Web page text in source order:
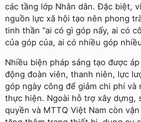
các tầng lớp Nhân dân. Đặc biệt,
nguồn lực xã hội tạo nên phong
tinh thần “ai có gì góp nấy, ai có
của góp của, ai có nhiều góp
Nhiều biện pháp sáng tạo được
động đoàn viên, thanh niên, lực
góp ngày công để giảm chi phí và
thực hiện. Ngoài hỗ trợ xây dựng,
quyền và MTTQ Việt Nam còn